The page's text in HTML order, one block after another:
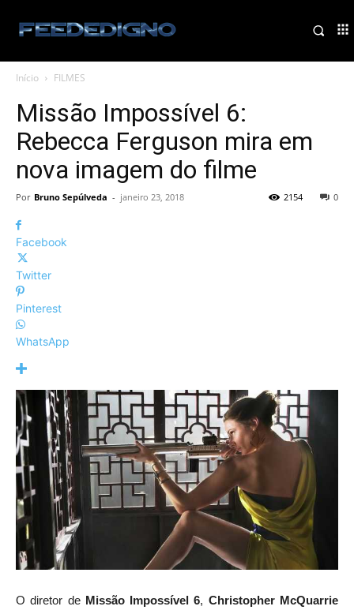
Início FILMES
Missão Impossível 6:
Rebecca Ferguson mira em
nova imagem do filme
Por Bruno Sepúlveda - janeiro 23, 2018 0
2154
Facebook
Twitter
Pinterest
WhatsApp
O diretor de Missão Impossível 6, Christopher McQuarrie